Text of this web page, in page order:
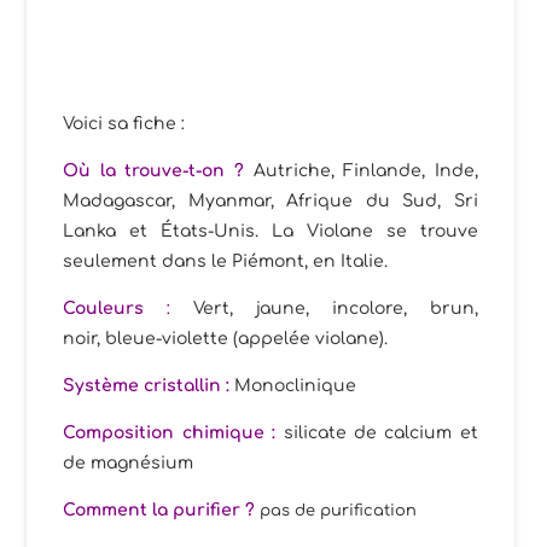
Voici sa fiche :
Où la trouve-t-on ? Autriche, Finlande, Inde,
Madagascar, Myanmar, Afrique du Sud, Sri
Lanka et États-Unis. La Violane se trouve
seulement dans le Piémont, en Italie.
Couleurs : Vert, jaune, incolore, brun,
noir, bleue-violette (appelée violane).
Système cristallin : Monoclinique
Composition chimique : silicate de calcium et
de magnésium
Comment la purifier ? pas de purification